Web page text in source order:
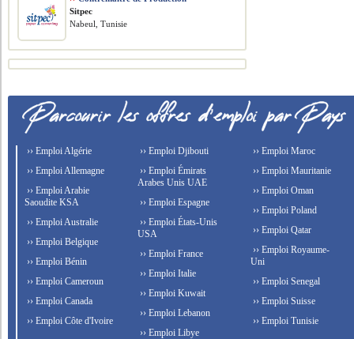
Sitpec
Nabeul, Tunisie
›› Emploi Algérie
›› Emploi Allemagne
›› Emploi Arabie
Saoudite KSA
›› Emploi Australie
›› Emploi Belgique
›› Emploi Bénin
›› Emploi Cameroun
›› Emploi Canada
›› Emploi Côte d'Ivoire
›› Emploi Djibouti
›› Emploi Émirats
Arabes Unis UAE
›› Emploi Espagne
›› Emploi États-Unis
USA
›› Emploi France
›› Emploi Italie
›› Emploi Kuwait
›› Emploi Lebanon
›› Emploi Libye
›› Emploi Maroc
›› Emploi Mauritanie
›› Emploi Oman
›› Emploi Poland
›› Emploi Qatar
›› Emploi Royaume-
Uni
›› Emploi Senegal
›› Emploi Suisse
›› Emploi Tunisie